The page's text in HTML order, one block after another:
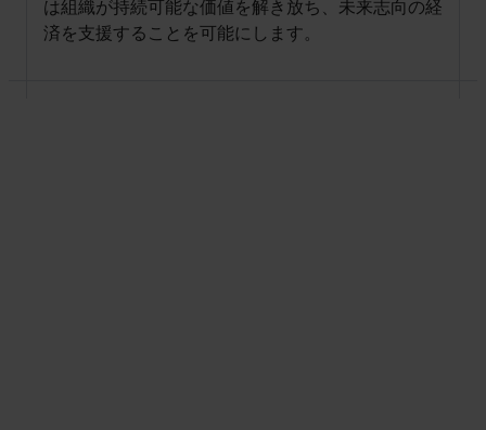
は組織が持続可能な価値を解き放ち、未来志向の経
済を支援することを可能にします。